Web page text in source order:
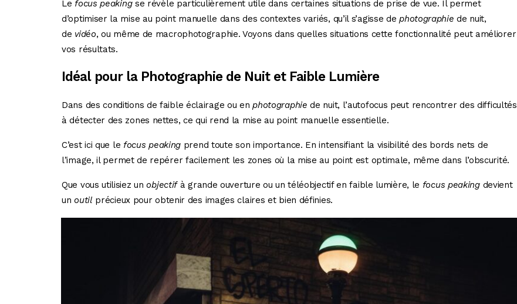
Le focus peakingse révèle particulièrement utile dans certaines situations de prise de vue. Il permet
d’optimiser la mise au point manuelle dans des contextes variés, qu’il s’agisse dephotographie de nuit,
de vidéo, ou même de macrophotographie. Voyons dans quelles situations cette fonctionnalité peut améliorer
vos résultats.
Idéal pour la Photographie de Nuit et Faible Lumière
Dans des conditions de faible éclairage ou enphotographie de nuit, l’autofocus peut rencontrer des difficultés
à détecter des zones nettes, ce qui rend la mise au point manuelle essentielle.
C’est ici que le focus peaking prend toute son importance. En intensifiant la visibilité des bords nets de
l’image, il permet de repérer facilement les zones où la mise au point est optimale, même dans l’obscurité.
Que vous utilisiez unobjectifà grande ouverture ou un téléobjectif en faible lumière, le focus peakingdevient
unoutil précieux pour obtenir des images claires et bien définies.